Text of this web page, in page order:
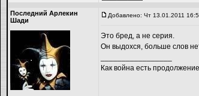
Последний Арлекин
Шади
Добавлено: Чт 13.01.2011
Это бред, а не серия.
Он выдохся, больше слов
Как война есть